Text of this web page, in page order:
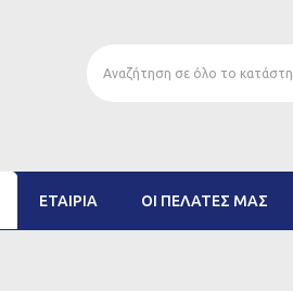
ΕΤΑΙΡΊΑ ΟΙ ΠΕΛΆΤΕΣ ΜΑΣ